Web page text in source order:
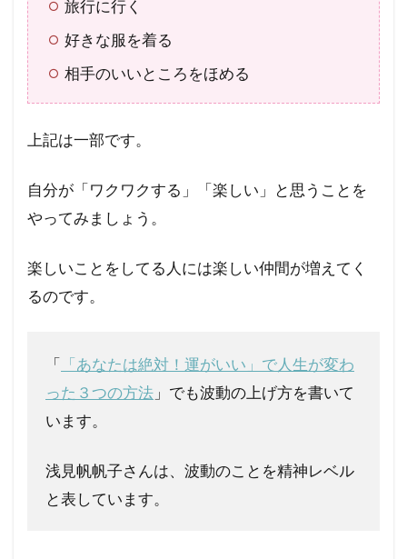
旅行に行く
好きな服を着る
相手のいいところをほめる
上記は一部です。
自分が「ワクワクする」「楽しい」と思うことを
やってみましょう。
楽しいことをしてる人には楽しい仲間が増えてく
るのです。
「 「あなたは絶対！運がいい」で人生が変わ
った３つの方法 」でも波動の上げ方を書いて
います。
浅見帆帆子さんは、波動のことを精神レベル
と表しています。